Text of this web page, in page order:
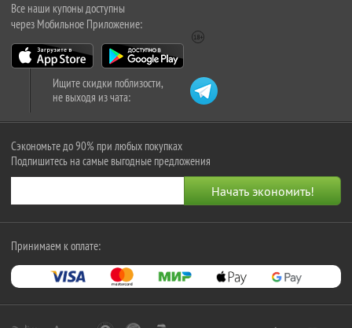
Все наши купоны доступны
через Мобильное Приложение:
Ищите скидки поблизости,
не выходя из чата:
Сэкономьте до 90% при любых покупках
Подпишитесь на самые выгодные предложения
Принимаем к оплате: